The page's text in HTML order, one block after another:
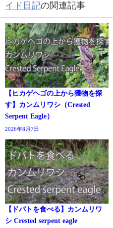
イド日記の関連記事
【ヒカゲヘゴの上から獲物を探
す】カンムリワシ（Crested
Serpent Eagle）
2026年8月7日
【ドバトを食べる】カンムリワ
シ Crested serpent eagle